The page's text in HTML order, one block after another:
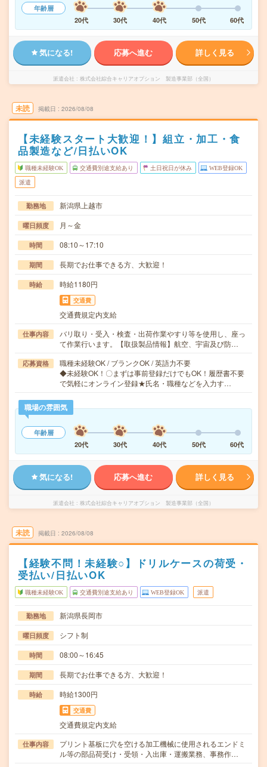
年齢層
20代
30代 40代 50代 60代
気になる! 応募へ進む 詳しく見る
派遣会社 株式会社綜合キャリアオプション 製造事業部（全国）
未読 掲載日 2026/08/08
【未経験スタート大歓迎！】組立・加工・食
品製造など/日払いOK
職種未経験OK 交通費別途支給あり 土日祝日が休み WEB登録OK
派遣
勤務地 新潟県上越市
曜日頻度 月～金
時間 08:10～17:10
期間 長期でお仕事できる方、大歓迎！
時給 時給1180円
交通費
交通費規定内支給
仕事内容
バリ取り・受入・検査・出荷作業やすり等を使用し、座っ
て作業行います。【取扱製品情報】航空、宇宙及び防…
応募資格
職種未経験OK / ブランクOK / 英語力不要
◆未経験OK！〇まずは事前登録だけでもOK！履歴書不要
で気軽にオンライン登録★氏名・職種などを入力す…
職場の雰囲気
年齢層
20代
30代 40代 50代 60代
気になる! 応募へ進む 詳しく見る
派遣会社 株式会社綜合キャリアオプション 製造事業部（全国）
未読 掲載日 2026/08/08
【経験不問！未経験○】ドリルケースの荷受・
受払い/日払いOK
職種未経験OK 交通費別途支給あり WEB登録OK 派遣
勤務地 新潟県長岡市
曜日頻度 シフト制
時間 08:00～16:45
期間 長期でお仕事できる方、大歓迎！
時給 時給1300円
交通費
交通費規定内支給
仕事内容
プリント基板に穴を空ける加工機械に使用されるエンドミ
ル等の部品荷受け・受領・入出庫・運搬業務、事務作…